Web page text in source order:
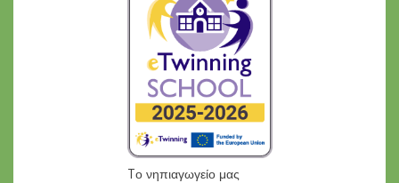
Tο νηπιαγωγείο μας